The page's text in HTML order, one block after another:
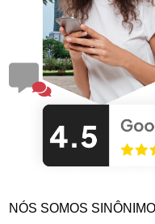
NÓS SOMOS